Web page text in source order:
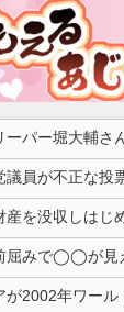
産を没収しはじ
屈みで◯◯が見